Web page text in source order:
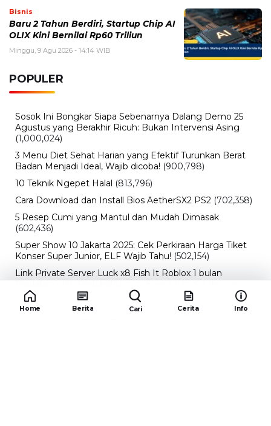
Bisnis
Baru 2 Tahun Berdiri, Startup Chip AI
OLIX Kini Bernilai Rp60 Triliun
Minggu, 9 Agu 2026 - 14:14 WIB
POPULER
Sosok Ini Bongkar Siapa Sebenarnya Dalang Demo 25
Agustus yang Berakhir Ricuh: Bukan Intervensi Asing
(1,000,024)
3 Menu Diet Sehat Harian yang Efektif Turunkan Berat
Badan Menjadi Ideal, Wajib dicoba! (900,798)
10 Teknik Ngepet Halal (813,796)
Cara Download dan Install Bios AetherSX2 PS2 (702,358)
5 Resep Cumi yang Mantul dan Mudah Dimasak
(602,436)
Super Show 10 Jakarta 2025: Cek Perkiraan Harga Tiket
Konser Super Junior, ELF Wajib Tahu! (502,154)
Link Private Server Luck x8 Fish It Roblox 1 bulan
Drop Rate yang Melejit
(424,826)
10 Film Indonesia Tayang November 2024, Ada Film
Home Berita Cari Cerita Info